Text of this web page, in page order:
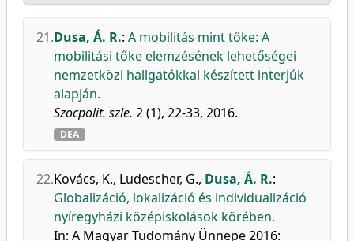
21.Dusa, Á. R.: A mobilitás mint tőke: A
mobilitási tőke elemzésének lehetőségei
nemzetközi hallgatókkal készített interjúk
alapján.
Szocpolit. szle. 2 (1), 22-33, 2016.
DEA
22.Kovács, K., Ludescher, G., Dusa, Á. R.:
Globalizáció, lokalizáció és individualizáció
nyíregyházi középiskolások körében.
In: A Magyar Tudomány Ünnepe 2016: